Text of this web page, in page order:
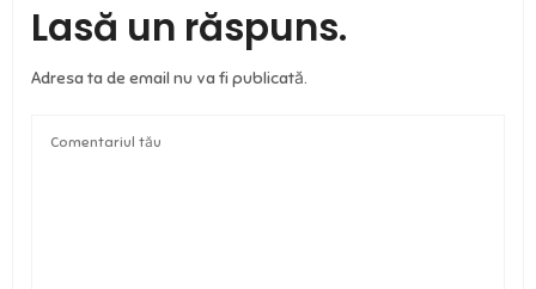
Lasă un răspuns.
Adresa ta de email nu va fi publicată.